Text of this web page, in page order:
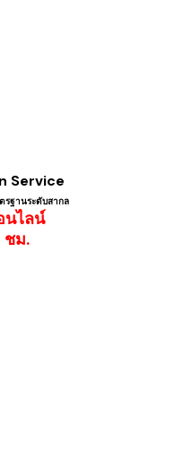
Service
ฐานระดับสากล
นไลน์
ชม.